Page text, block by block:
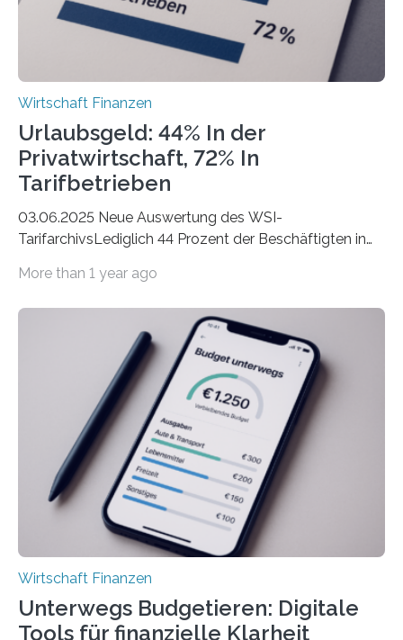
Wirtschaft Finanzen
Urlaubsgeld: 44% In der
Privatwirtschaft, 72% In
Tarifbetrieben
03.06.2025 Neue Auswertung des WSI-
TarifarchivsLediglich 44 Prozent der Beschäftigten in
tarifgebundenen Betrieben ist der Anteil mit 72 Prozent
Unterkünfte fast überall deutlich teurer geworden. Für
viele Beschäftigte ist deshalb das zumeist im Juni oder
Juli ausgezahlte Urlaubsgeld ein wichtiger Faktor, um
sich den wohlverdienten Jahresurlaub leisten zu
können. Allerdings erhält mit 44 Prozent noch nicht
einmal die Hälfte aller Beschäftigten in der
Privatwirtschaft Urlaubsgeld. Zu diesem…
More than 1 year ago
Wirtschaft Finanzen
Unterwegs Budgetieren: Digitale
Tools für finanzielle Klarheit